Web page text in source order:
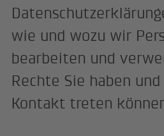
wie und wozu wir
bearbeiten und
Rechte Sie haben
Kontakt treten